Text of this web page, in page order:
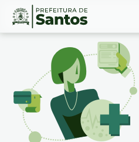
Ir
Conteúdo